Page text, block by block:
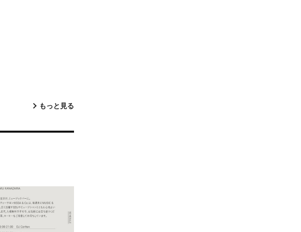
もっと見る